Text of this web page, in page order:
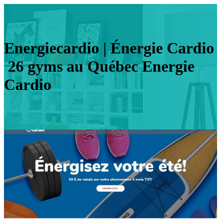
Ener­gie­car­dio | Énergie Cardio
26 gyms au Québec Energie
Cardio